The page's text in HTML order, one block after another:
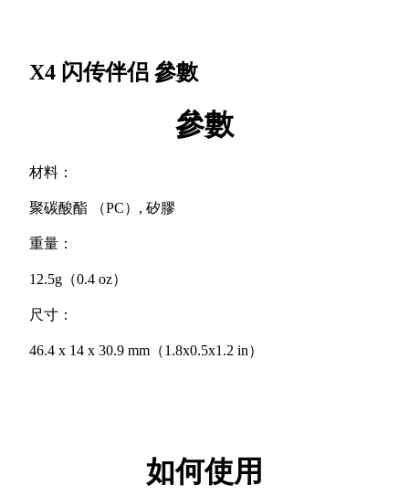
X4 闪传伴侣 參數
參數
材料：
聚碳酸酯 （PC）, 矽膠
重量：
12.5g（0.4 oz）
尺寸：
46.4 x 14 x 30.9 mm（1.8x0.5x1.2 in）
如何使用